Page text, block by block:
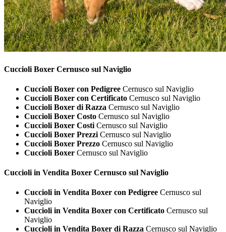
Cuccioli Boxer Cernusco sul Naviglio
Cuccioli Boxer con Pedigree Cernusco sul Naviglio
Cuccioli Boxer con Certificato Cernusco sul Naviglio
Cuccioli Boxer di Razza Cernusco sul Naviglio
Cuccioli Boxer Costo Cernusco sul Naviglio
Cuccioli Boxer Costi Cernusco sul Naviglio
Cuccioli Boxer Prezzi Cernusco sul Naviglio
Cuccioli Boxer Prezzo Cernusco sul Naviglio
Cuccioli Boxer Cernusco sul Naviglio
Cuccioli in Vendita Boxer Cernusco sul Naviglio
Cuccioli in Vendita Boxer con Pedigree Cernusco sul
Naviglio
Cuccioli in Vendita Boxer con Certificato Cernusco sul
Naviglio
Cuccioli in Vendita Boxer di Razza Cernusco sul Naviglio